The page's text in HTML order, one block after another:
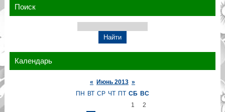
Поиск
Календарь
« Июнь 2013 »
ПН ВТ СР ЧТ ПТ СБ ВС
1
2